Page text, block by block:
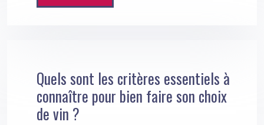
Quels sont les critères essentiels à
connaître pour bien faire son choix
de vin ?